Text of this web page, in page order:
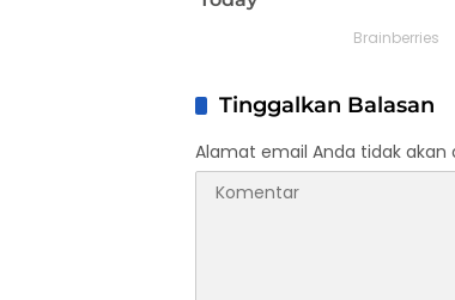
Tinggalkan Balasan
Alamat email Anda tidak akan